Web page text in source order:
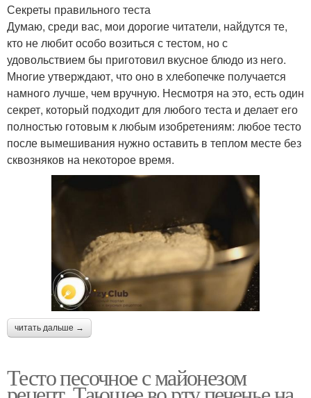
Секреты правильного теста
Думаю, среди вас, мои дорогие читатели, найдутся те,
кто не любит особо возиться с тестом, но с
удовольствием бы приготовил вкусное блюдо из него.
Многие утверждают, что оно в хлебопечке получается
намного лучше, чем вручную. Несмотря на это, есть один
секрет, который подходит для любого теста и делает его
полностью готовым к любым изобретениям: любое тесто
после вымешивания нужно оставить в теплом месте без
сквозняков на некоторое время.
читать дальше →
Тесто песочное с майонезом